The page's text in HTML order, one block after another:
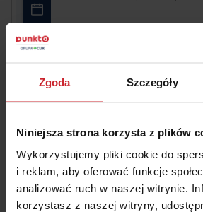
Zgoda Szczegóły
Niniejsza strona korzysta z plików
Wykorzystujemy pliki cookie do
i reklam, aby oferować funkcje
analizować ruch w naszej witrynie.
korzystasz z naszej witryny,
Informacje
o multiagencie i
OBLICZ SKŁADKĘ